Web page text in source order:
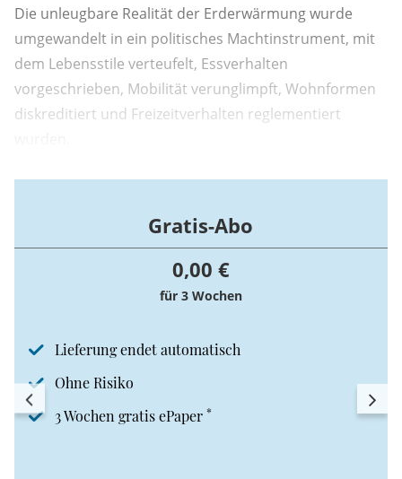
Die unleugbare Realität der Erderwärmung wurde
umgewandelt in ein politisches Machtinstrument, mit
dem Lebensstile verteufelt, Essverhalten
vorgeschrieben, Mobilität verunglimpft, Wohnformen
diskreditiert und Freizeitverhalten reglementiert
Gratis-Abo
0,00 €
für 3 Wochen
Lieferung endet automatisch
Ohne Risiko
3 Wochen gratis ePaper *